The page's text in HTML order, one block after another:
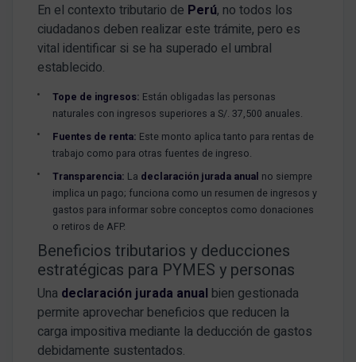
En el contexto tributario de Perú, no todos los
ciudadanos deben realizar este trámite, pero es
vital identificar si se ha superado el umbral
establecido.
Tope de ingresos: Están obligadas las personas
naturales con ingresos superiores a S/. 37,500 anuales.
Fuentes de renta: Este monto aplica tanto para rentas de
trabajo como para otras fuentes de ingreso.
Transparencia: La declaración jurada anual no siempre
implica un pago; funciona como un resumen de ingresos y
gastos para informar sobre conceptos como donaciones
o retiros de AFP.
Beneficios tributarios y deducciones
estratégicas para PYMES y personas
Una declaración jurada anual bien gestionada
permite aprovechar beneficios que reducen la
carga impositiva mediante la deducción de gastos
debidamente sustentados.